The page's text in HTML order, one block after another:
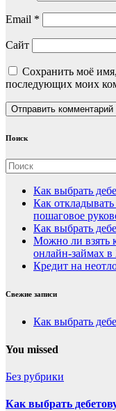
Email *
Сайт
Сохранить моё
последующих моих
Поиск
Как выбрать
Как откладывать
пошаговое
Как выбрать
Можно ли взять
онлайн-займах в
Кредит на
Свежие записи
Как выбрать
You missed
Без рубрики
Как выбрать